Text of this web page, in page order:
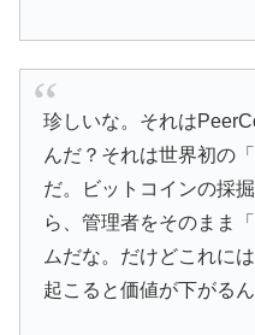
珍しいな。それは
んだ？それは世界初の
だ。ビットコインの採
ら、管理者をそのまま
ムだな。だけどこれに
起こると価値が下がるん